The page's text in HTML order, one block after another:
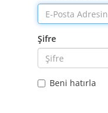
Şifre
Beni hatırla